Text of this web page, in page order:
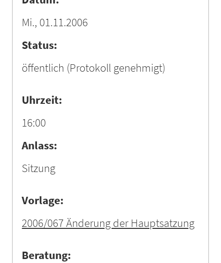
Mi., 01.11.2006
Status:
öffentlich (Protokoll genehmigt)
Uhrzeit:
16:00
Anlass:
Sitzung
Vorlage:
2006/067 Änderung der Hauptsatzung
Beratung: